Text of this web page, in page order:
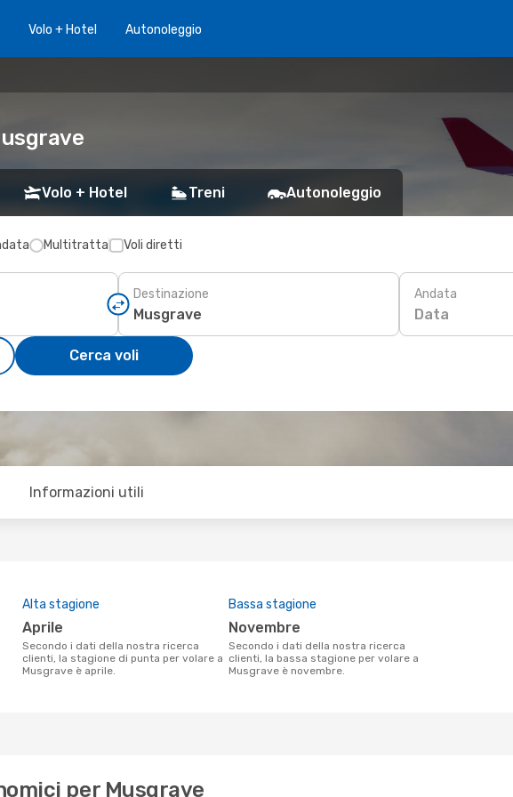
Volo + Hotel Autonoleggio
Volo + Hotel Treni Autonoleggio
Multitratta Voli diretti
Destinazione Andata
Data
Cerca voli
Informazioni utili
Alta stagione
aprile
Secondo i dati della nostra ricerca
clienti, la stagione di punta per volare a
Musgrave è aprile.
Bassa stagione
novembre
Secondo i dati della nostra ricerca
clienti, la bassa stagione per volare a
Musgrave è novembre.
per Musgrave